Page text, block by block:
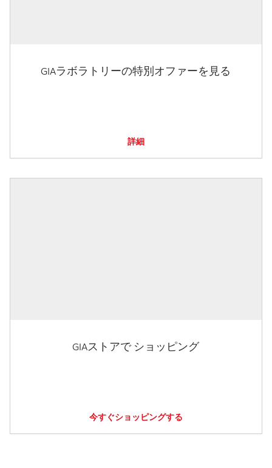
GIAラボラトリーの特別オファーを見る
詳細
GIAストアで ショッピング
今すぐショッピングする